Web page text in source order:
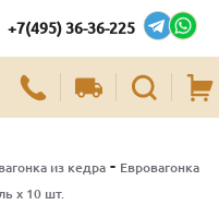
+7(495) 36-36-225
из кедра - Евровагонка
x 10 шт.